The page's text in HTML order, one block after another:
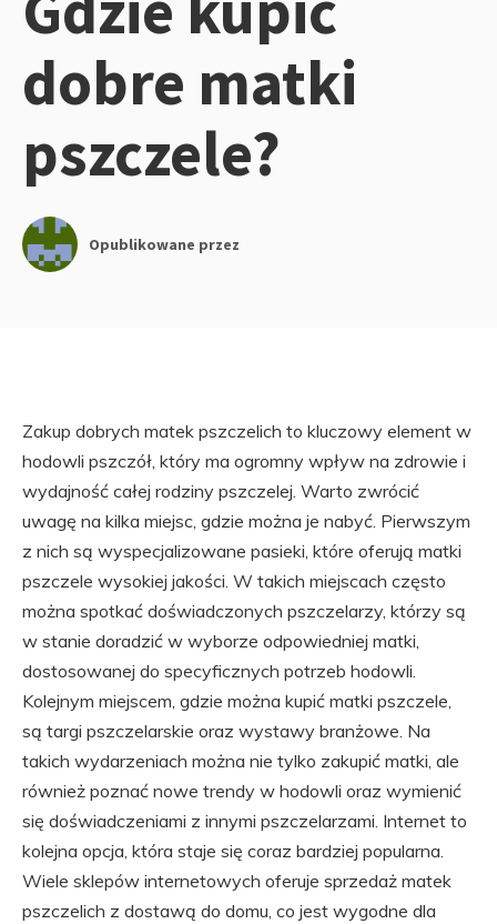
dobre matki
pszczele?
Opublikowane przez
Zakup dobrych matek pszczelich to kluczowy element w
hodowli pszczół, który ma ogromny wpływ na zdrowie i
wydajność całej rodziny pszczelej. Warto zwrócić
uwagę na kilka miejsc, gdzie można je nabyć. Pierwszym
z nich są wyspecjalizowane pasieki, które oferują matki
pszczele wysokiej jakości. W takich miejscach często
można spotkać doświadczonych pszczelarzy, którzy są
w stanie doradzić w wyborze odpowiedniej matki,
dostosowanej do specyficznych potrzeb hodowli.
Kolejnym miejscem, gdzie można kupić matki pszczele,
są targi pszczelarskie oraz wystawy branżowe. Na
takich wydarzeniach można nie tylko zakupić matki, ale
również poznać nowe trendy w hodowli oraz wymienić
się doświadczeniami z innymi pszczelarzami. Internet to
kolejna opcja, która staje się coraz bardziej popularna.
Wiele sklepów internetowych oferuje sprzedaż matek
pszczelich z dostawą do domu, co jest wygodne dla